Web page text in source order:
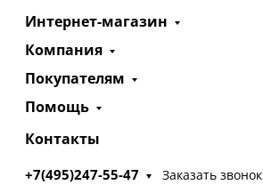
Интернет-магазин
Компания
Покупателям
Помощь
Контакты
+7(495)247-55-47 Заказать звонок